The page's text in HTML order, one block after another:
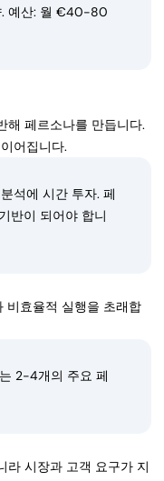
. 예산: 월 €40-80
해 페르소나를 만듭니다.
어집니다.
석에 시간 투자. 페
반이 되어야 합니
비효율적 실행을 초래합
2-4개의 주요 페
라 시장과 고객 요구가 지